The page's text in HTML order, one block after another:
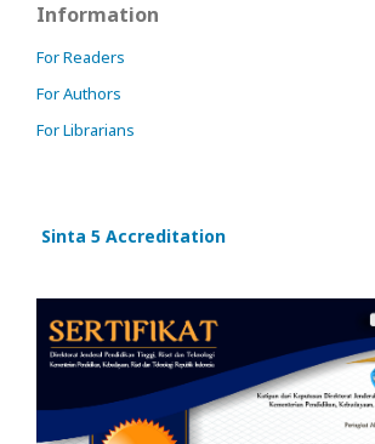
Information
For Readers
For Authors
For Librarians
Sinta 5 Accreditation